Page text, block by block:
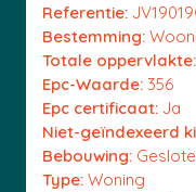
Referentie:
Bestemming:
Totale oppervlakte:
Epc-Waarde: 356
Epc certificaat: Ja
Niet-geïndexeerd
Bebouwing:
Type: Woning